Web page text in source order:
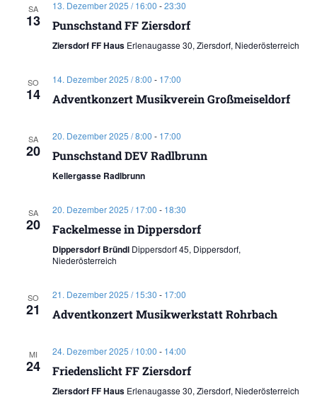
SA
13
13. Dezember 2025 / 16:00 -23:30
Punschstand FF Ziersdorf
Ziersdorf FF Haus Erlenaugasse 30, Ziersdorf, Niederösterreich
SO
14
14. Dezember 2025 / 8:00 - 17:00
Adventkonzert Musikverein Großmeiseldorf
SA
20
20. Dezember 2025 / 8:00 - 17:00
Punschstand DEV Radlbrunn
Kellergasse Radlbrunn
SA
20
20. Dezember 2025 / 17:00 - 18:30
Fackelmesse in Dippersdorf
Dippersdorf Bründl Dippersdorf 45, Dippersdorf,
Niederösterreich
SO
21
21. Dezember 2025 / 15:30 - 17:00
Adventkonzert Musikwerkstatt Rohrbach
MI
24
24. Dezember 2025 / 10:00 - 14:00
Friedenslicht FF Ziersdorf
Ziersdorf FF Haus Erlenaugasse 30, Ziersdorf, Niederösterreich